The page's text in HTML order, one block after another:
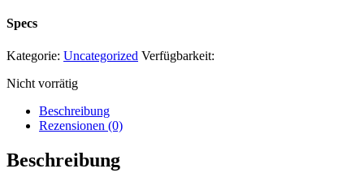
Specs
Kategorie: Uncategorized Verfügbarkeit:
Nicht vorrätig
Beschreibung
Rezensionen (0)
Beschreibung